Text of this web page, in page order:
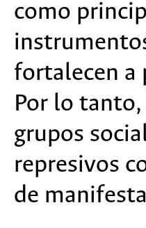
como
fortalecen a
Por lo
grupos
represivos
de